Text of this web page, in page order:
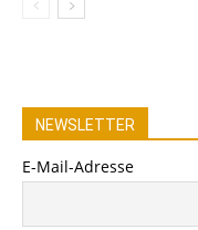
NEWSLETTER
E-Mail-Adresse